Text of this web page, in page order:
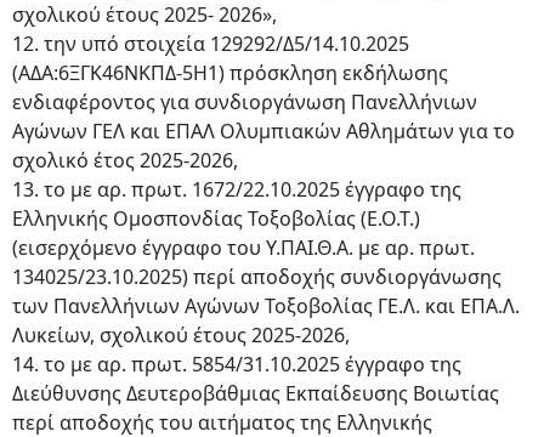
σχολικού έτους 2025- 2026»,
12. την υπό στοιχεία 129292/Δ5/14.10.2025
(ΑΔΑ:6ΞΓΚ46ΝΚΠΔ-5Η1) πρόσκληση εκδήλωσης
ενδιαφέροντος για συνδιοργάνωση Πανελλήνιων
Αγώνων ΓΕΛ και ΕΠΑΛ Ολυμπιακών Αθλημάτων για το
σχολικό έτος 2025-2026,
13. το με αρ. πρωτ. 1672/22.10.2025 έγγραφο της
Ελληνικής Ομοσπονδίας Τοξοβολίας (Ε.Ο.Τ.)
(εισερχόμενο έγγραφο του Υ.ΠΑΙ.Θ.Α. με αρ. πρωτ.
134025/23.10.2025) περί αποδοχής συνδιοργάνωσης
των Πανελλήνιων Αγώνων Τοξοβολίας ΓΕ.Λ. και ΕΠΑ.Λ.
Λυκείων, σχολικού έτους 2025-2026,
14. το με αρ. πρωτ. 5854/31.10.2025 έγγραφο της
Διεύθυνσης Δευτεροβάθμιας Εκπαίδευσης Βοιωτίας
περί αποδοχής του αιτήματος της Ελληνικής